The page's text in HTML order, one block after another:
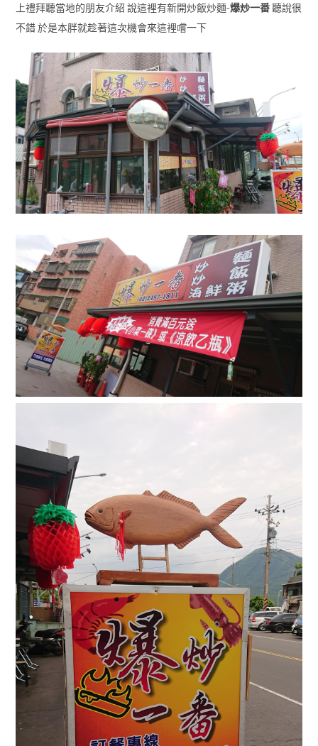
上禮拜聽當地的朋友介紹 說這裡有新開炒飯炒麵-爆炒一番聽說很
不錯 於是本胖就趁著這次機會來這裡嚐一下